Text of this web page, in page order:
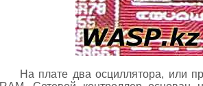
На плате два осциллятора, или